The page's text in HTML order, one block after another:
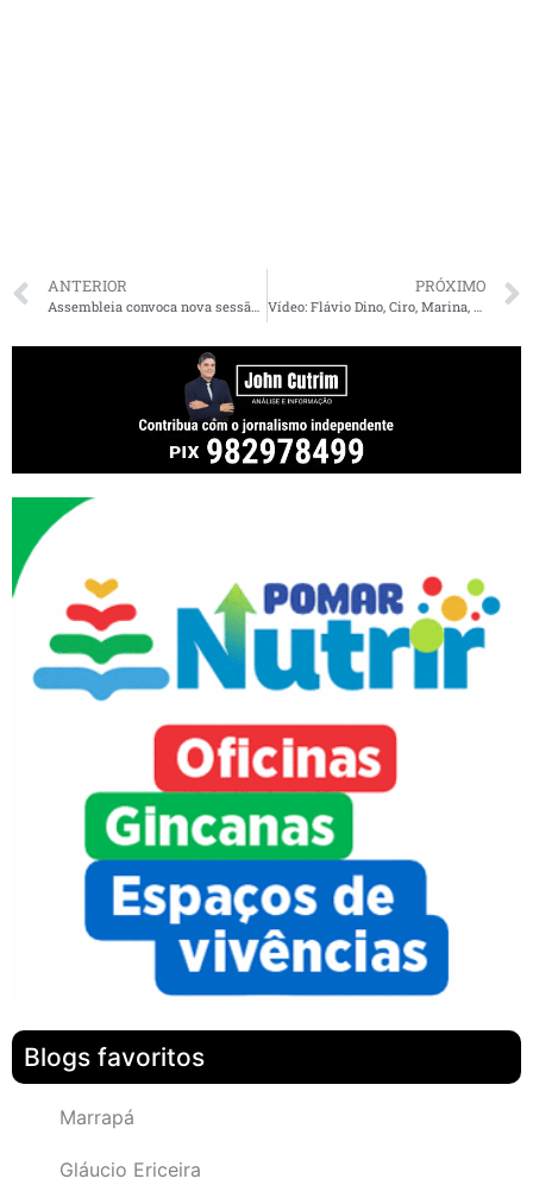
ANTERIOR PRÓXIMO
Blogs favoritos
Marrapá
Gláucio Ericeira